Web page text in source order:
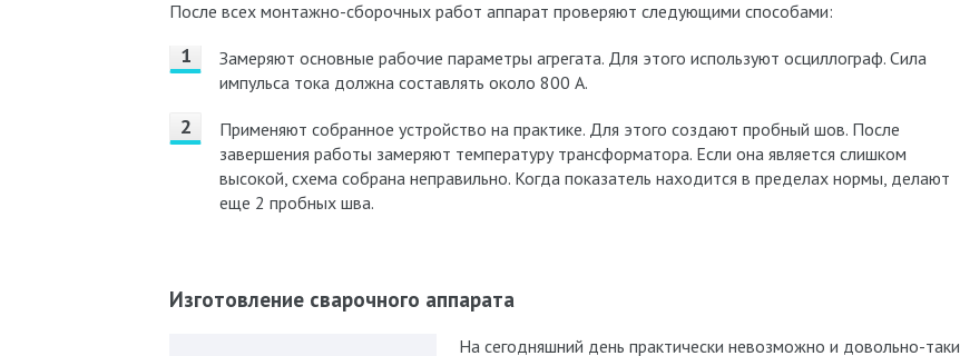
После всех монтажно-сборочных работ аппарат проверяют следующими способами:
Замеряют основные рабочие параметры агрегата. Для этого используют осциллограф. Сила
импульса тока должна составлять около 800 А.
Применяют собранное устройство на практике. Для этого создают пробный шов. После
завершения работы замеряют температуру трансформатора. Если она является слишком
высокой, схема собрана неправильно. Когда показатель находится в пределах нормы, делают
еще 2 пробных шва.
Изготовление сварочного аппарата
На сегодняшний день практически невозможно и довольно-таки